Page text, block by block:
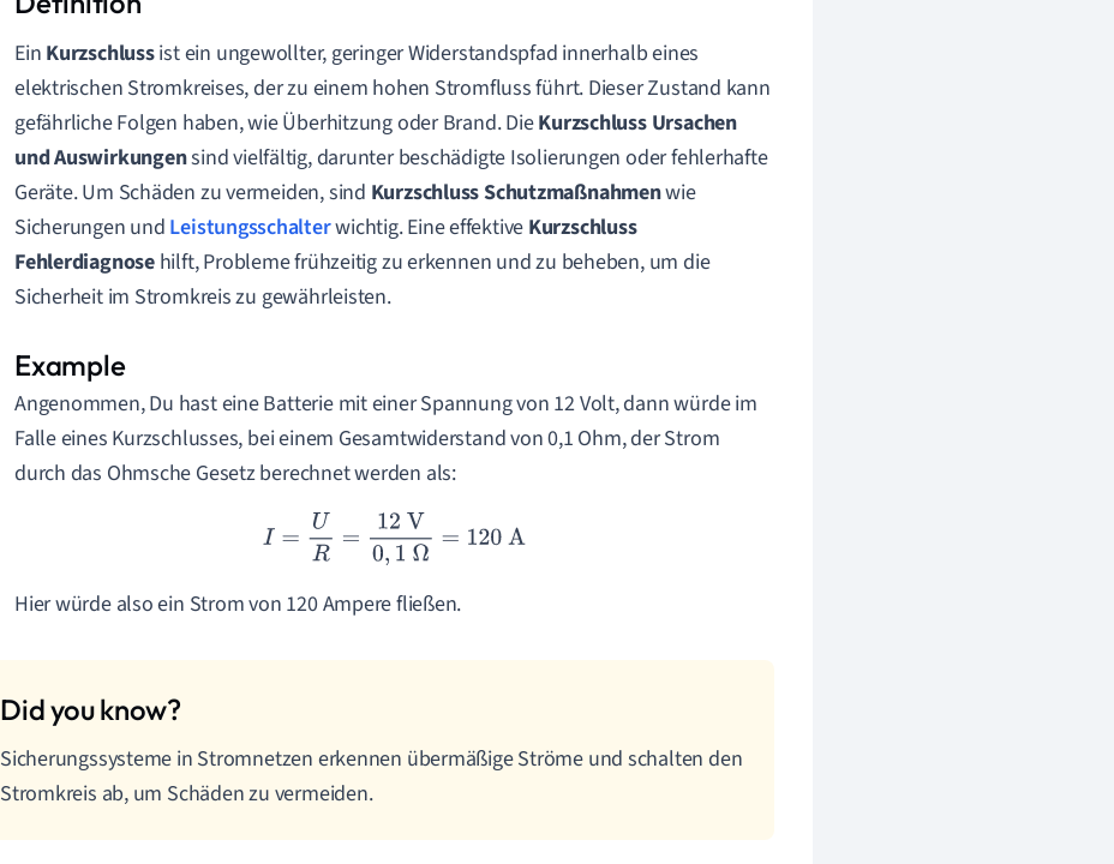
Ein Kurzschlussist ein ungewollter, geringer Widerstandspfad innerhalb eines
elektrischen Stromkreises, der zu einem hohen Stromfluss führt. Dieser Zustand kann
gefährliche Folgen haben, wie Überhitzung oder Brand. DieKurzschluss Ursachen
und Auswirkungensind vielfältig, darunter beschädigte Isolierungen oder fehlerhafte
Geräte. Um Schäden zu vermeiden, sind Kurzschluss Schutzmaßnahmenwie
Sicherungen und Leistungsschalterwichtig. Eine effektive Kurzschluss
Fehlerdiagnosehilft, Probleme frühzeitig zu erkennen und zu beheben, um die
Sicherheit im Stromkreis zu gewährleisten.
Angenommen, Du hast eine Batterie mit einer Spannung von 12 Volt, dann würde im
Falle eines Kurzschlusses, bei einem Gesamtwiderstand von 0,1 Ohm, der Strom
durch das Ohmsche Gesetz berechnet werden als:
I =UR =12V0,1Ω=120A
Hier würde also ein Strom von 120 Ampere fließen.
Sicherungssysteme in Stromnetzen erkennen übermäßige Ströme und schalten den
Stromkreis ab, um Schäden zu vermeiden.